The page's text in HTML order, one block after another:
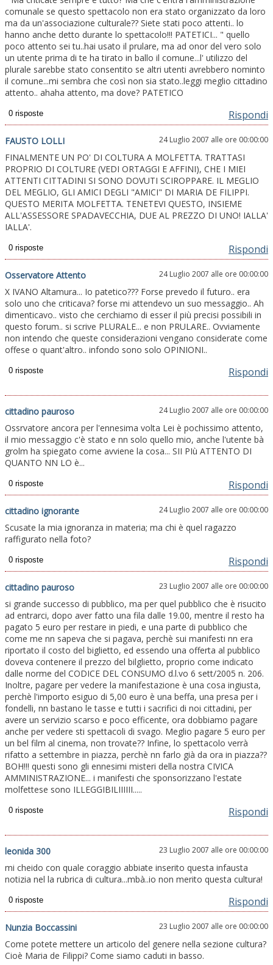
comunale se questo spettacolo non era stato organizzato da loro
ma da un'associazione culturale?? Siete stati poco attenti.. lo
hanno anche detto durante lo spettacolo!!! PATETICI... " quello
poco attento sei tu..hai usato il prulare, ma ad onor del vero solo
un utente prima di te ha tirato in ballo il comune...l' utilizzo del
plurale sarebbe stato consentito se altri utenti avrebbero nominto
il comune...mi sembra che così non sia stato..leggi meglio cittadino
attento.. ahaha attento, ma dove? PATETICO
Rispondi
FAUSTO LOLLI 24 Luglio 2007 alle ore 00:00:00
FINALMENTE UN PO' DI COLTURA A MOLFETTA. TRATTASI
PROPRIO DI COLTURE (VEDI ORTAGGI E AFFINI), CHE I MIEI
ATTENTI CITTADINI SI SONO DOVUTI SCIROPPARE. IL MEGLIO
DEL MEGLIO, GLI AMICI DEGLI "AMICI" DI MARIA DE FILIPPI.
QUESTO MERITA MOLFETTA. TENETEVI QUESTO, INSIEME
ALL'ASSESSORE SPADAVECCHIA, DUE AL PREZZO DI UNO! IALLA'
IALLA'.
Rispondi
Osservatore Attento 24 Luglio 2007 alle ore 00:00:00
X IVANO Altamura... Io patetico??? Forse prevedo il futuro.. era
solo uno che criticava? forse mi attendevo un suo messaggio.. Ah
dimenticavo.. visto che cerchiamo di esser il più precisi possibili in
questo forum.. si scrive PLURALE... e non PRULARE.. Ovviamente
non intendo che queste considerazioni vengano considerate come
offese o quant'altro.. infondo sono solo OPINIONI..
Rispondi
cittadino pauroso 24 Luglio 2007 alle ore 00:00:00
Ossrvatore ancora per l'ennesima volta Lei è pochissimo attento,
il mio messaggio c'è stato e nn solo quello mio, anche l'utente bà
grolm ha spiegato come avviene la cosa... SII PIù ATTENTO DI
QUANTO NN LO è...
Rispondi
cittadino ignorante 24 Luglio 2007 alle ore 00:00:00
Scusate la mia ignoranza in materia; ma chi è quel ragazzo
raffigurato nella foto?
Rispondi
cittadino pauroso 23 Luglio 2007 alle ore 00:00:00
si grande successo di pubblico, ma per quel pubblico che è risucito
ad entrarci, dopo aver fatto una fila dalle 19.00, mentre il resto ha
pagato 5 euro per restare in piedi, e una parte di pubblico che
come me nn sapeva che si pagava, perchè sui manifesti nn era
riportato il costo del biglietto, ed essendo una offerta al pubblico
doveva contenere il prezzo del bilglietto, proprio come indicato
dalle norme del CODICE DEL CONSUMO d.l.vo 6 sett/2005 n. 206.
Inoltre, pagare per vedere la manifestazione è una cosa ingiusta,
perchè l'importo esiguo di 5,00 euro è una beffa, una presa per i
fondelli, nn bastano le tasse e tutti i sacrifici di noi cittadini, per
avere un servizio scarso e poco efficente, ora dobbiamo pagare
anche per vedere sti spettacoli di svago. Meglio pagare 5 euro per
un bel film al cinema, non trovate?? Infine, lo spettacolo verrà
rifatto a settembre in piazza, perchè nn farlo già da ora in piazza??
BOH!!! questi sono gli ennesimi misteri della nostra CIVICA
AMMINISTRAZIONE... i manifesti che sponsorizzano l'estate
molfettese sono ILLEGGIBILIIIIII.....
Rispondi
leonida 300 23 Luglio 2007 alle ore 00:00:00
mi cheido con quale coraggio abbiate inserito questa infausta
notizia nel la rubrica di cultura...mbà..io non merito questa cultura!
Rispondi
Nunzia Boccassini 23 Luglio 2007 alle ore 00:00:00
Come potete mettere un articolo del genere nella sezione cultura?
Cioè Maria de Filippi? Come siamo caduti in basso.